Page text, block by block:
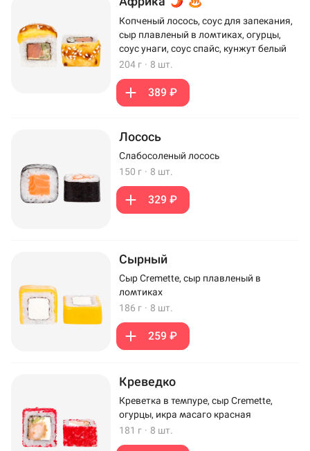
Копченый лосось, соус для запекания,
сыр плавленый в ломтиках, огурцы,
соус унаги, соус спайс, кунжут белый
204 г · 8 шт.
389 ₽
Лосось
Слабосоленый лосось
150 г · 8 шт.
329 ₽
Сырный
Сыр Cremette, сыр плавленый в
ломтиках
186 г · 8 шт.
259 ₽
Креведко
Креветка в темпуре, сыр Cremette,
огурцы, икра масаго красная
181 г · 8 шт.